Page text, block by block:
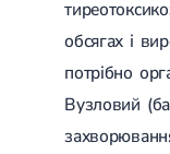
Синусова аритмія
Миготлива аритмія
Стенокардія
Вазоспастична
обсягах і
потрібно
Вузловий